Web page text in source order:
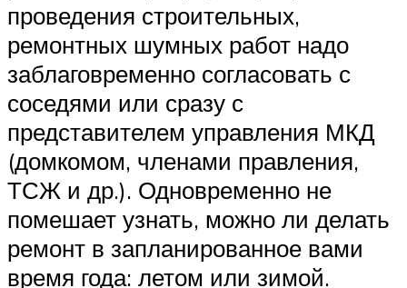
проведения строительных,
ремонтных шумных работ надо
заблаговременно согласовать с
соседями или сразу с
представителем управления МКД
(домкомом, членами правления,
ТСЖ и др.). Одновременно не
помешает узнать, можно ли делать
ремонт в запланированное вами
время года: летом или зимой.